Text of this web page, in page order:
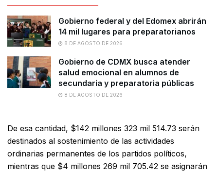
Gobierno federal y del Edomex abrirán
14 mil lugares para preparatorianos
8 DE AGOSTO DE 2026
Gobierno de CDMX busca atender
salud emocional en alumnos de
secundaria y preparatoria públicas
8 DE AGOSTO DE 2026
De esa cantidad, $142 millones 323 mil 514.73 serán
destinados al sostenimiento de las actividades
ordinarias permanentes de los partidos políticos,
mientras que $4 millones 269 mil 705.42 se asignarán